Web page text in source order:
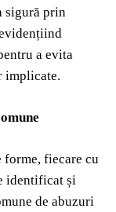
sigură prin
a evita
implicate.
fiecare cu
identificat și
de abuzuri